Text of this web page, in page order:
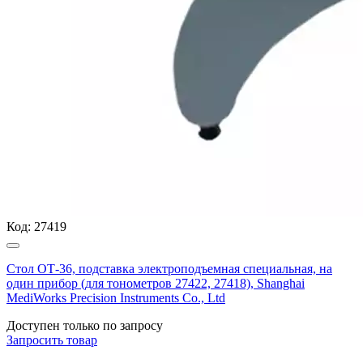
Код: 27419
Стол ОТ-36, подставка электроподъемная специальная, на
один прибор (для тонометров 27422, 27418), Shanghai
MediWorks Precision Instruments Co., Ltd
Доступен только по запросу
Запросить товар